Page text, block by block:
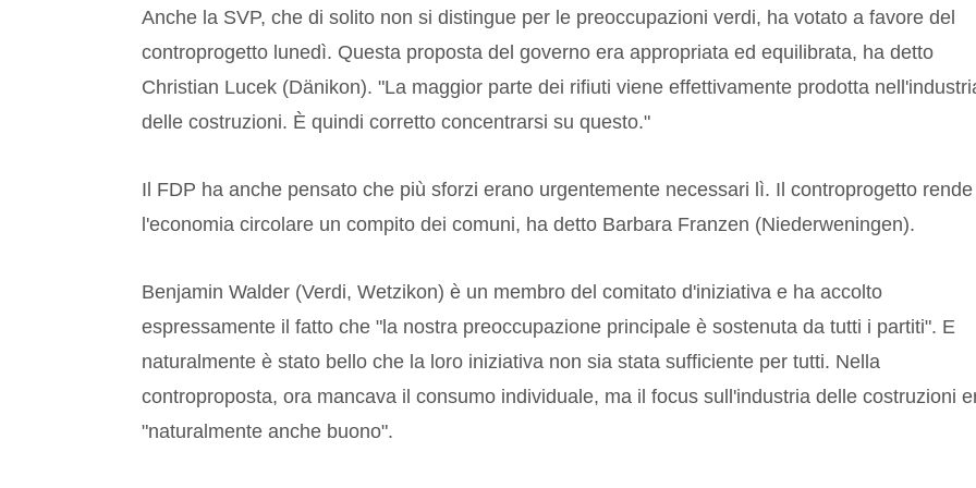
Anche la SVP, che di solito non si distingue per le preoccupazioni verdi, ha votato a favore del
controprogetto lunedì. Questa proposta del governo era appropriata ed equilibrata, ha detto
Christian Lucek (Dänikon). "La maggior parte dei rifiuti viene effettivamente prodotta
delle costruzioni. È quindi corretto concentrarsi su questo."
Il FDP ha anche pensato che più sforzi erano urgentemente necessari lì. Il controprogetto rende
l'economia circolare un compito dei comuni, ha detto Barbara Franzen (Niederweningen).
Benjamin Walder (Verdi, Wetzikon) è un membro del comitato d'iniziativa e ha accolto
espressamente il fatto che "la nostra preoccupazione principale è sostenuta da tutti i partiti". E
naturalmente è stato bello che la loro iniziativa non sia stata sufficiente per tutti. Nella
controproposta, ora mancava il consumo individuale, ma il focus sull'industria delle costruzioni
"naturalmente anche buono".